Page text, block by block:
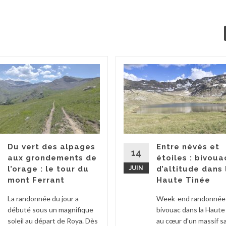
Du vert des alpages
aux grondements de
l’orage : le tour du
mont Ferrant
La randonnée du jour a
débuté sous un magnifique
soleil au départ de Roya. Dès
14
JUIN
Entre névés et
étoiles :
d’altitude dans
Haute Tinée
Week-end
bivouac dans la
au cœur d'un massif